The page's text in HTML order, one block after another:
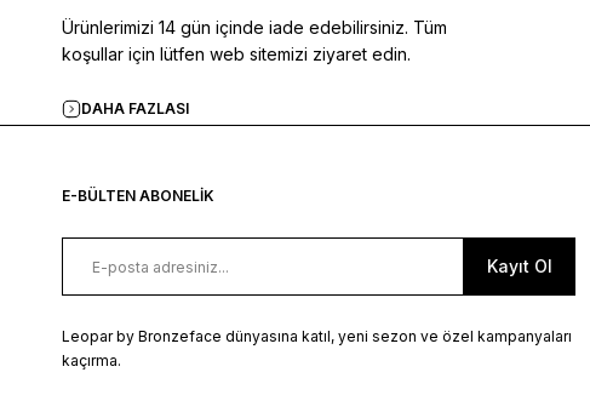
Ürünlerimizi 14 gün içinde iade edebilirsiniz. Tüm
koşullar için lütfen web sitemizi ziyaret edin.
DAHA FAZLASI
E-BÜLTEN ABONELİK
Kayıt Ol
Leopar by Bronzeface dünyasına katıl, yeni sezon ve özel kampanyaları
kaçırma.